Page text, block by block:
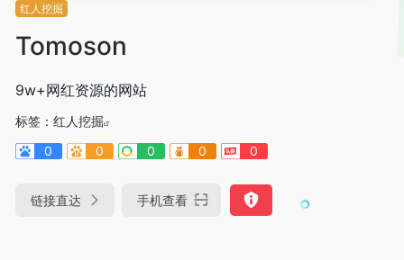
红人挖掘
Tomoson
9w+网红资源的网站
标签： 红人挖掘
0
0 0 0 0
链接直达 手机查看